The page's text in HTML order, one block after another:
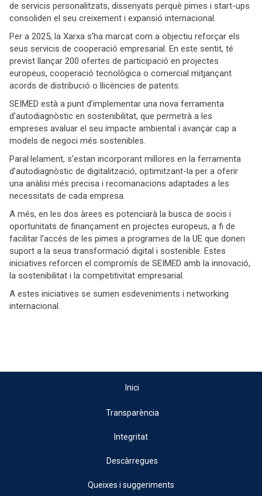
de servicis personalitzats, dissenyats perquè pimes i start-ups
consoliden el seu creixement i expansió internacional.
Per a 2025, la Xarxa s’ha marcat com a objectiu reforçar els
seus servicis de cooperació empresarial. En este sentit, té
previst llançar 200 ofertes de participació en projectes
europeus, cooperació tecnològica o comercial mitjançant
acords de distribució o llicències de patents.
SEIMED està a punt d’implementar una nova ferramenta
d’autodiagnòstic en sostenibilitat, que permetrà a les
empreses avaluar el seu impacte ambiental i avançar cap a
models de negoci més sostenibles.
Paral·lelament, s’estan incorporant millores en la ferramenta
d’autodiagnòstic de digitalització, optimitzant-la per a oferir
una anàlisi més precisa i recomanacions adaptades a les
necessitats de cada empresa.
A més, en les dos àrees es potenciarà la busca de socis i
oportunitats de finançament en projectes europeus, a fi de
facilitar l’accés de les pimes a programes de la UE que donen
suport a la seua transformació digital i sostenible. Estes
iniciatives reforcen el compromís de SEIMED amb la innovació,
la sostenibilitat i la competitivitat empresarial.
A estes iniciatives se sumen esdeveniments i networking
internacional.
Inici
Transparència
Integritat
Descàrregues
Queixes i suggeriments